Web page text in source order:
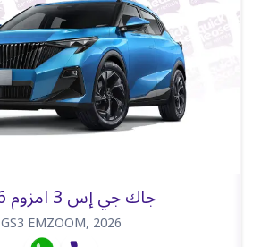
جاك جي إس 3 امزوم 2026
GS3 EMZOOM,2026